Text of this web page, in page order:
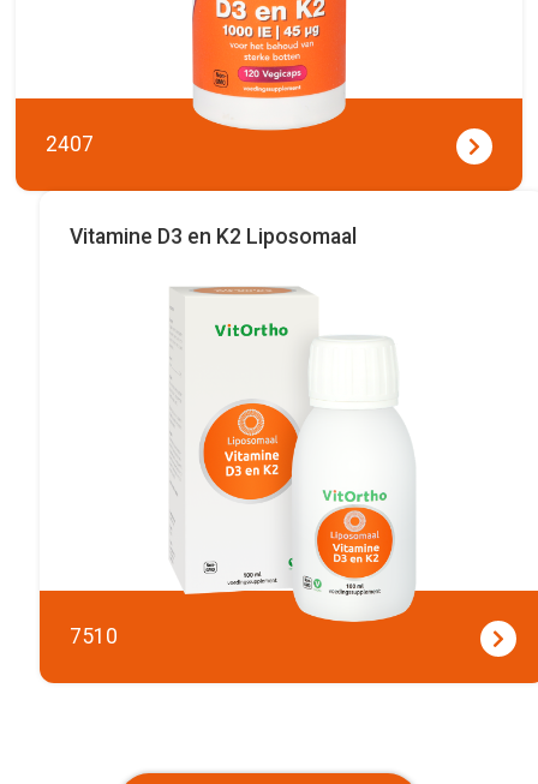
2407
Vitamine D3 en K2 Liposomaal
7510